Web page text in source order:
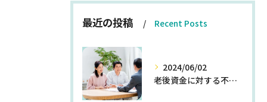
最近の投稿 Recent Posts
2024/06/02
老後資金に対する不安を解消する方法